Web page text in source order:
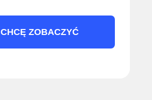
CHCĘ ZOBACZYĆ